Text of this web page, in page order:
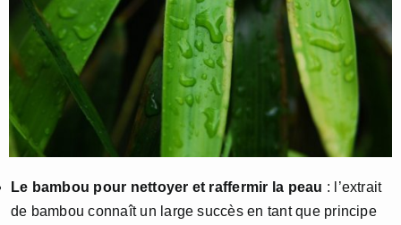
Le bambou pour nettoyer et raffermir la peau : l’extrait
de bambou connaît un large succès en tant que principe